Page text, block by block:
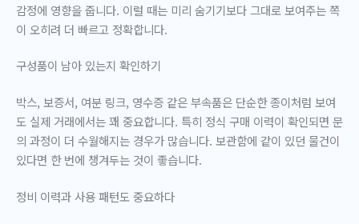
감정에 영향을 줍니다. 이럴 때는 미리 숨기기보다 그대로 보여주는 쪽
이 오히려 더 빠르고 정확합니다.
구성품이 남아 있는지 확인하기
박스, 보증서, 여분 링크, 영수증 같은 부속품은 단순한 종이처럼 보여
도 실제 거래에서는 꽤 중요합니다. 특히 정식 구매 이력이 확인되면 문
의 과정이 더 수월해지는 경우가 많습니다. 보관함에 같이 있던 물건이
있다면 한 번에 챙겨두는 것이 좋습니다.
정비 이력과 사용 패턴도 중요하다